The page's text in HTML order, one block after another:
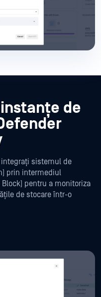
de
integrați sistemul de
prin intermediul
Block) pentru a monitoriza
de stocare într-o